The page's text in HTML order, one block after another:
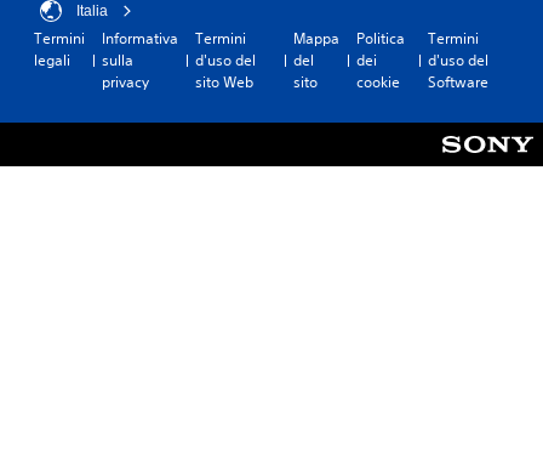
Italia
Termini
legali
Informativa
sulla
privacy
Termini
d'uso del
sito Web
Mappa
del
sito
Politica
dei
cookie
Termini
d'uso del
Software